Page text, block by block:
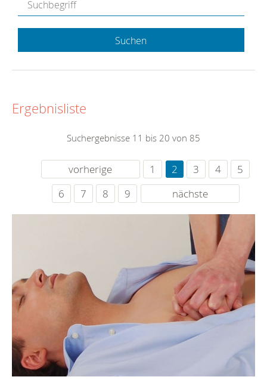
Suchen
Ergebnisliste
Suchergebnisse 11 bis 20 von 85
vorherige 1 2 3 4
5
6
7 8 9 nächste